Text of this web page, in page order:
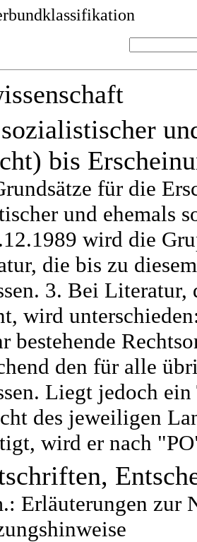
bis
für die
und ehemals
wird die
die bis zu
3. Bei Literatur,
wird
bestehende
den für alle
Liegt jedoch
des jeweiligen
wird er nach
Erläuterungen zur